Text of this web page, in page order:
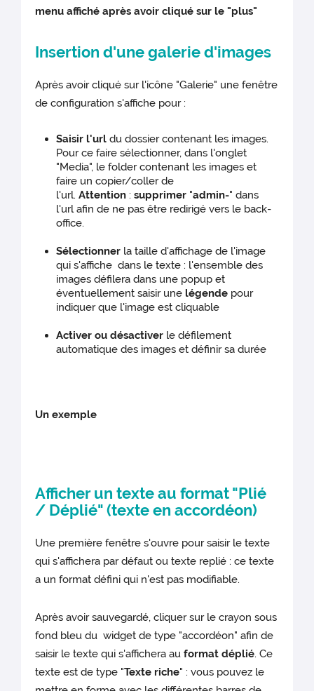
menu affiché après avoir cliqué sur le "plus"
Insertion d'une galerie d'images
Après avoir cliqué sur l'icône "Galerie" une fenêtre
de configuration s'affiche pour :
Saisir l'url du dossier contenant les images.
Pour ce faire sélectionner, dans l'onglet
"Media", le folder contenant les images et
faire un copier/coller de
l'url.Attention :supprimer "admin-" dans
l'url afin de ne pas être redirigé vers le back-
office.
Sélectionner la taille d'affichage de l'image
qui s'affiche dans le texte : l'ensemble des
images défilera dans une popup et
éventuellement saisir une légende pour
indiquer que l'image est cliquable
Activer ou désactiver le défilement
automatique des images et définir sa durée
Un exemple
Afficher un texte au format "Plié
/ Déplié" (texte en accordéon)
Une première fenêtre s'ouvre pour saisir le texte
qui s'affichera par défaut ou texte replié : ce texte
a un format défini qui n'est pas modifiable.
Après avoir sauvegardé, cliquer sur le crayon sous
fond bleu du widget de type "accordéon" afin de
saisir le texte qui s'affichera auformat déplié. Ce
texte est de type "Texte riche" : vous pouvez le